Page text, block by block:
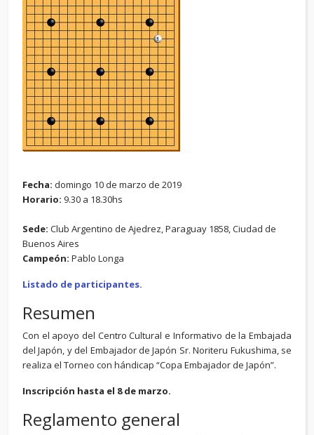
Fecha: domingo 10 de marzo de 2019
Horario: 9.30 a 18.30hs
Sede: Club Argentino de Ajedrez, Paraguay 1858, Ciudad de
Buenos Aires
Campeón: Pablo Longa
Listado de participantes.
Resumen
Con el apoyo del Centro Cultural e Informativo de la Embajada
del Japón, y del Embajador de Japón Sr. Noriteru Fukushima, se
realiza el Torneo con hándicap “Copa Embajador de Japón”.
Inscripción hasta el 8 de marzo.
Reglamento general